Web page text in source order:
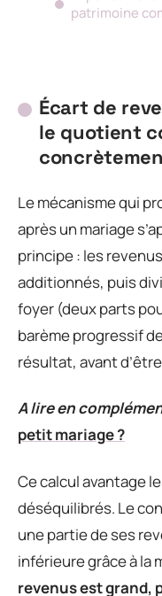
patrimoine
Écart de
le quotient
Le mécanisme qui
après un mariage
principe : les
additionnés, puis
foyer (deux parts
barème progressif
résultat, avant
A lire en
petit mariage ?
Ce calcul avantage
déséquilibrés. Le
une partie de ses
inférieure grâce à la
revenus est grand,